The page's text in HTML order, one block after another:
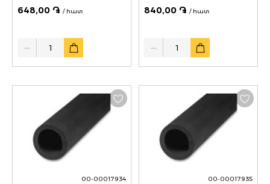
648,00 ֏ / հատ
840,00 ֏ / հատ
00-00017934 00-00017935